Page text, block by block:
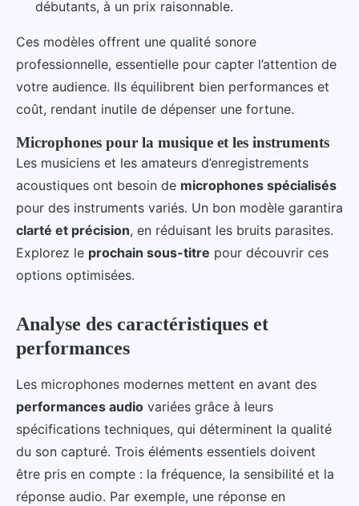
débutants, à un prix raisonnable.
Ces modèles offrent une qualité sonore
professionnelle, essentielle pour capter l’attention de
votre audience. Ils équilibrent bien performances et
coût, rendant inutile de dépenser une fortune.
Microphones pour la musique et les instruments
Les musiciens et les amateurs d’enregistrements
acoustiques ont besoin de microphones spécialisés
pour des instruments variés. Un bon modèle garantira
clarté et précision, en réduisant les bruits parasites.
Explorez le prochain sous-titre pour découvrir ces
options optimisées.
Analyse des caractéristiques et
performances
Les microphones modernes mettent en avant des
performances audio variées grâce à leurs
spécifications techniques, qui déterminent la qualité
du son capturé. Trois éléments essentiels doivent
être pris en compte : la fréquence, la sensibilité et la
réponse audio. Par exemple, une réponse en